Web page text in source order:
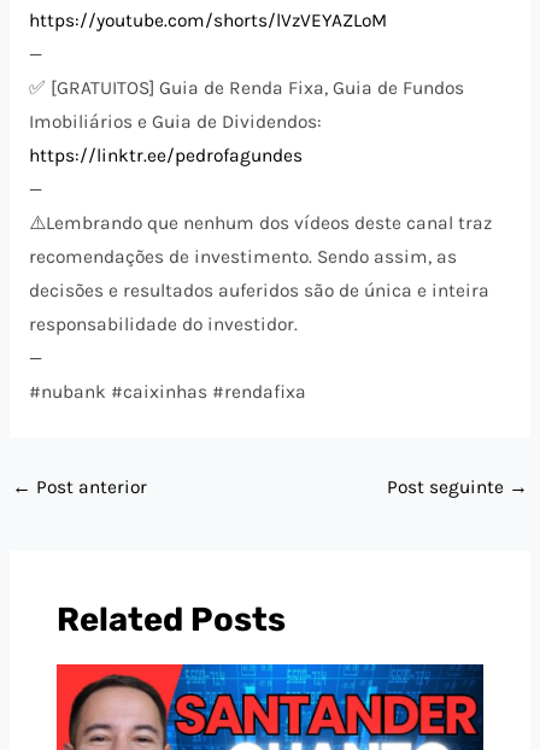
https://youtube.com/shorts/lVzVEYAZLoM
—
✅ [GRATUITOS] Guia de Renda Fixa, Guia de Fundos
Imobiliários e Guia de Dividendos:
https://linktr.ee/pedrofagundes
—
⚠️​Lembrando que nenhum dos vídeos deste canal traz
recomendações de investimento. Sendo assim, as
decisões e resultados auferidos são de única e inteira
responsabilidade do investidor.
—
#nubank #caixinhas #rendafixa
← Post anterior Post seguinte →
Related Posts